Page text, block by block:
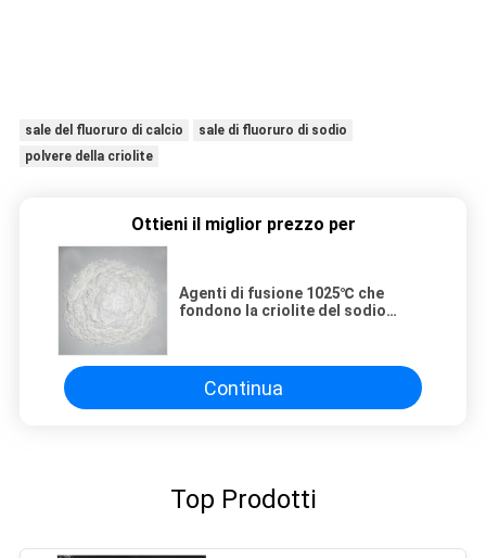
sale del fluoruro di calcio
sale di fluoruro di sodio
polvere della criolite
Ottieni il miglior prezzo per
Agenti di fusione 1025℃ che
fondono la criolite del sodio
Continua
Top Prodotti